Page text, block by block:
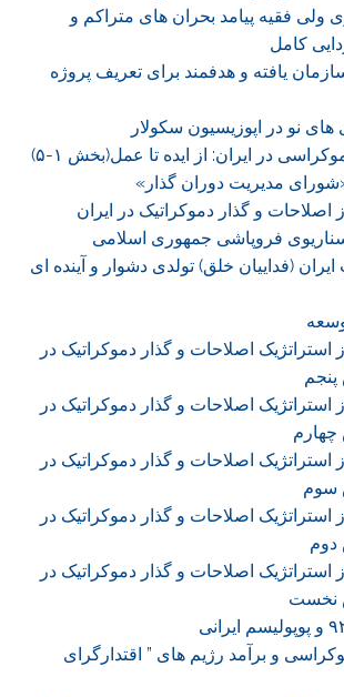
ولی فقیه پیامد بحران های متراکم و
کامل
یافته و هدفمند برای تعریف پروژه
نو در اپوزیسیون سکولار
در ایران: از ایده تا عمل(بخش ۱-۵)
مدیریت دوران گذار»
اصلاحات و گذار دموکراتیک در ایران
فروپاشی جمهوری اسلامی
(فداییان خلق) تولدی دشوار و آینده ای
استراتژیک اصلاحات و گذار دموکراتیک در
استراتژیک اصلاحات و گذار دموکراتیک در
چهارم
استراتژیک اصلاحات و گذار دموکراتیک در
سوم
استراتژیک اصلاحات و گذار دموکراتیک در
دوم
استراتژیک اصلاحات و گذار دموکراتیک در
نخست
و برآمد رژیم های ” اقتدارگرای